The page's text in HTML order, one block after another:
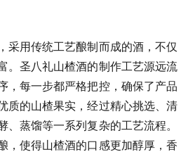
采用传统工艺酿制而成的酒，不仅
。圣八礼山楂酒的制作工艺源远流
，每一步都严格把控，确保了产品
质的山楂果实，经过精心挑选、清
、蒸馏等一系列复杂的工艺流程。
，使得山楂酒的口感更加醇厚，香